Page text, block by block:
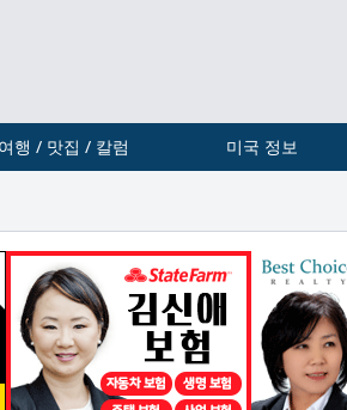
여행 / 맛집 / 칼럼 미국 정보